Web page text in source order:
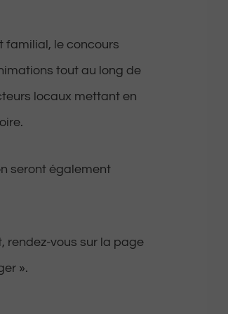
familial, le concours
tout au long de
locaux mettant en
seront également
rendez-vous sur la page
».